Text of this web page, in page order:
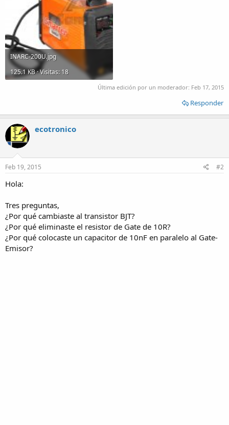
INARC-200U.jpg
125.1 KB · Visitas: 18
Última edición por un moderador: Feb 17, 2015
Responder
ecotronico
Feb 19, 2015 #2
Hola:
Tres preguntas,
¿Por qué cambiaste al transistor BJT?
¿Por qué eliminaste el resistor de Gate de 10R?
¿Por qué colocaste un capacitor de 10nF en paralelo al Gate-
Emisor?